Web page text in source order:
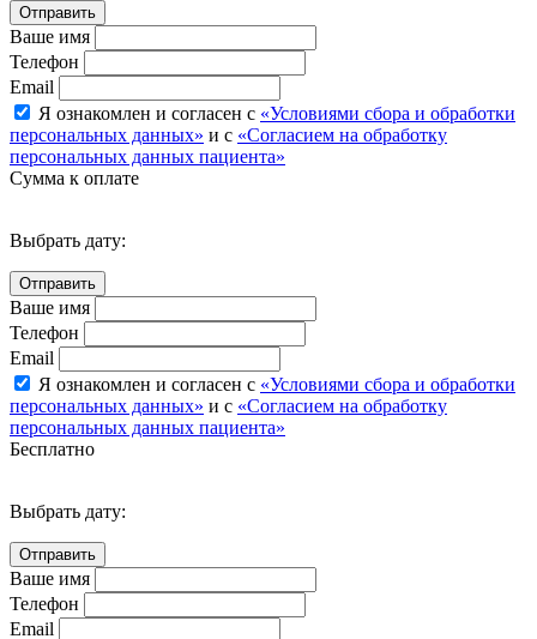
Отправить
Ваше имя
Телефон
Email
Я ознакомлен и согласен с «Условиями сбора и обработки
персональных данных» и с «Согласием на обработку
персональных данных пациента»
Сумма к оплате
Выбрать дату:
Ваше имя
Телефон
Email
Я ознакомлен и согласен с «Условиями сбора и обработки
персональных данных» и с «Согласием на обработку
персональных данных пациента»
Бесплатно
Выбрать дату:
Ваше имя
Телефон
Email